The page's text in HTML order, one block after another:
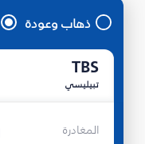
ذهاب وعودة
TBS
تبيليسي
المغادرة